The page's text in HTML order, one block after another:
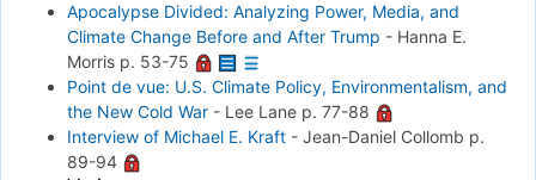
Apocalypse Divided: Analyzing Power, Media, and
Climate Change Before and After Trump - Hanna E.
Morris p. 53-75
Point de vue: U.S. Climate Policy, Environmentalism, and
the New Cold War - Lee Lane p. 77-88
Interview of Michael E. Kraft - Jean-Daniel Collomb p.
89-94